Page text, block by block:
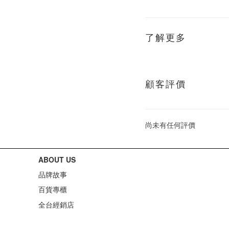
了解更多
顧客評價
尚未有任何評價
ABOUT US
品牌故事
百貨專櫃
全台經銷店